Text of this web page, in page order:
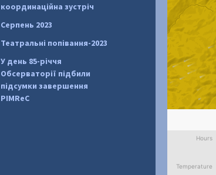
координаційна зустріч
Серпень 2023
Театральні попівання-2023
У день 85-річчя
Обсерваторії підбили
підсумки завершення
PIMReC